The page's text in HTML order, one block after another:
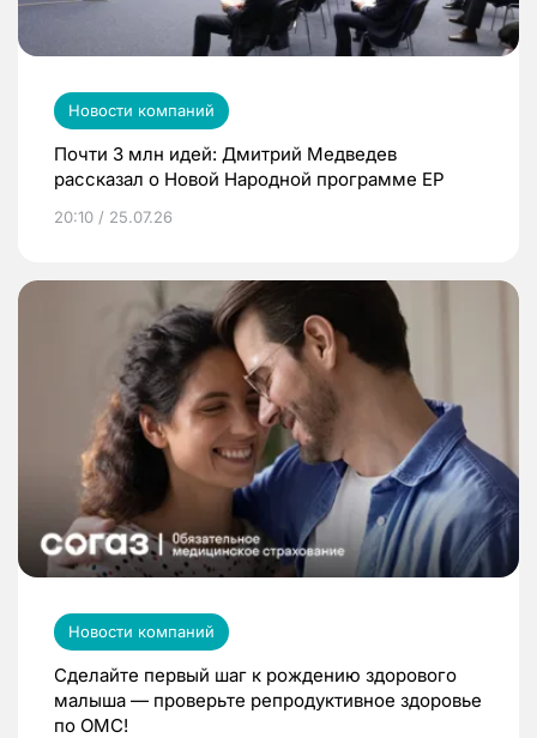
Новости компаний
Почти 3 млн идей: Дмитрий Медведев
рассказал о Новой Народной программе ЕР
20:10 / 25.07.26
Новости компаний
Сделайте первый шаг к рождению здорового
малыша — проверьте репродуктивное здоровье
по ОМС!